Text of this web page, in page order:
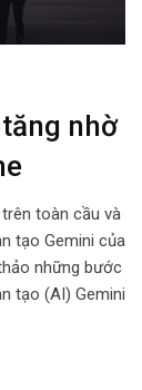
nhờ
toàn cầu và
tạo Gemini của
những bước
tạo (AI) Gemini